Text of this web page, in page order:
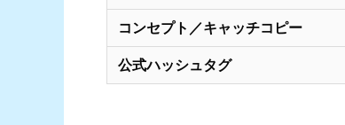
コンセプト／キャッチコピー
公式ハッシュタグ